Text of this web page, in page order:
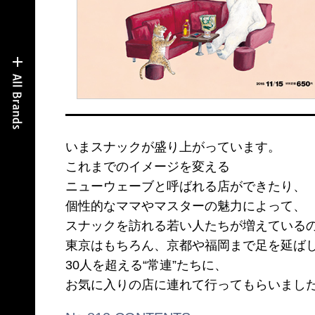
いまスナックが盛り上がっています。
これまでのイメージを変える
ニューウェーブと呼ばれる店ができたり、
個性的なママやマスターの魅力によって、
スナックを訪れる若い人たちが増えている
東京はもちろん、京都や福岡まで足を延ば
30人を超える“常連”たちに、
お気に入りの店に連れて行ってもらいました